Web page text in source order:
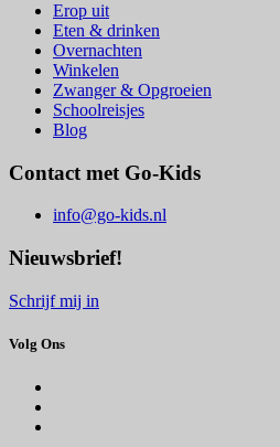
Erop uit
Eten & drinken
Overnachten
Winkelen
Zwanger & Opgroeien
Schoolreisjes
Blog
Contact met Go-Kids
info@go-kids.nl
Nieuwsbrief!
Schrijf mij in
Volg Ons